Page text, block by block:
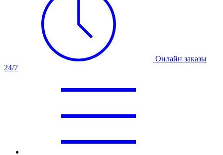
Онлайн заказы
24/7